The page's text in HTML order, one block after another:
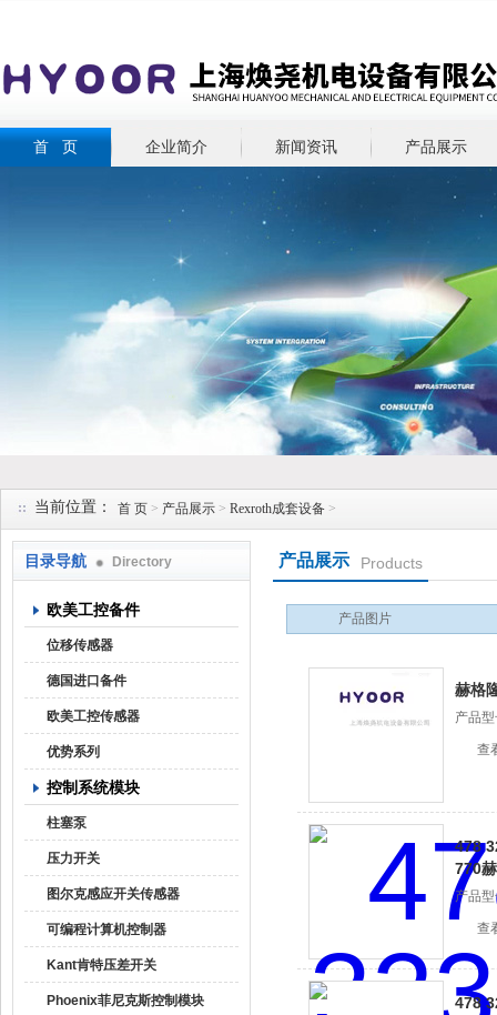
首 页 企业简介 新闻资讯 产品展示
当前位置： 首 页 > 产品展示 > Rexroth成套设备 >
目录导航 Directory
欧美工控备件
位移传感器
德国进口备件
欧美工控传感器
优势系列
控制系统模块
柱塞泵
压力开关
图尔克感应开关传感器
可编程计算机控制器
Kant肯特压差开关
Phoenix菲尼克斯控制模块
产品展示 Products
产品图片
赫格
产品
查
478
770
产品型
查
478